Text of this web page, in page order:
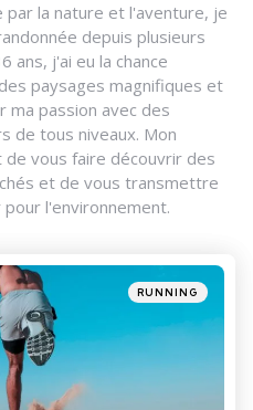
par la nature et l'aventure, je
depuis plusieurs
ans, j'ai eu la chance
paysages magnifiques et
ma passion avec des
de tous niveaux. Mon
vous faire découvrir des
et de vous transmettre
pour l'environnement.
Posted
in
RUNNING